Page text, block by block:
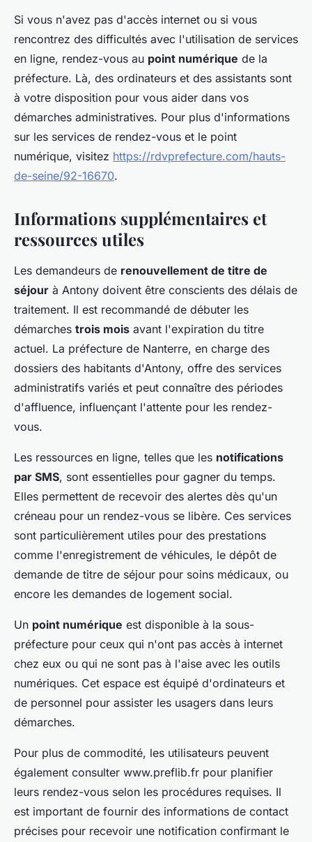
Si vous n'avez pas d'accès internet ou si vous
rencontrez des difficultés avec l'utilisation de services
en ligne, rendez-vous au point numérique de la
préfecture. Là, des ordinateurs et des assistants sont
à votre disposition pour vous aider dans vos
démarches administratives. Pour plus d'informations
sur les services de rendez-vous et le point
numérique, visitez https://rdvprefecture.com/hauts-
de-seine/92-16670.
Informations supplémentaires et
ressources utiles
Les demandeurs de renouvellement de titre de
séjour à Antony doivent être conscients des délais de
traitement. Il est recommandé de débuter les
démarches trois mois avant l'expiration du titre
actuel. La préfecture de Nanterre, en charge des
dossiers des habitants d'Antony, offre des services
administratifs variés et peut connaître des périodes
d'affluence, influençant l'attente pour les rendez-
vous.
Les ressources en ligne, telles que les notifications
par SMS, sont essentielles pour gagner du temps.
Elles permettent de recevoir des alertes dès qu'un
créneau pour un rendez-vous se libère. Ces services
sont particulièrement utiles pour des prestations
comme l'enregistrement de véhicules, le dépôt de
demande de titre de séjour pour soins médicaux, ou
encore les demandes de logement social.
Un point numérique est disponible à la sous-
préfecture pour ceux qui n'ont pas accès à internet
chez eux ou qui ne sont pas à l'aise avec les outils
numériques. Cet espace est équipé d'ordinateurs et
de personnel pour assister les usagers dans leurs
démarches.
Pour plus de commodité, les utilisateurs peuvent
également consulter www.preflib.fr pour planifier
leurs rendez-vous selon les procédures requises. Il
est important de fournir des informations de contact
précises pour recevoir une notification confirmant le